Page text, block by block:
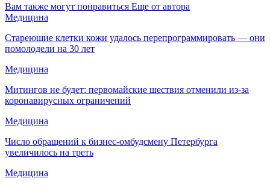
Вам также могут понравиться Еще от автора
Медицина
Стареющие клетки кожи удалось перепрограммировать — они
помолодели на 30 лет
Медицина
Митингов не будет: первомайские шествия отменили из-за
коронавирусных ограничений
Медицина
Число обращений к бизнес-омбудсмену Петербурга
увеличилось на треть
Медицина